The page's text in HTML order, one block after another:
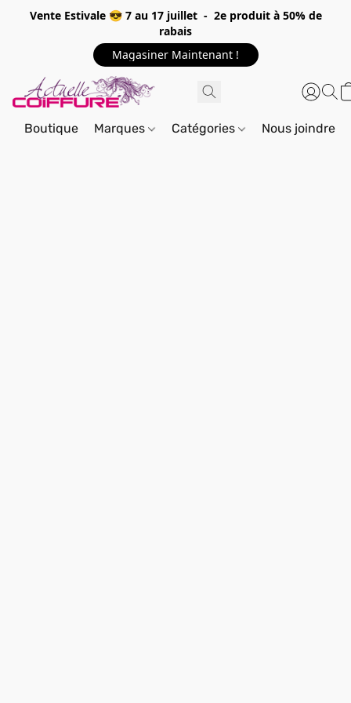
Vente Estivale 😎 7 au 17 juillet - 2e produit à 50% de
rabais
Magasiner Maintenant !
Boutique Marques Catégories Nous joindre